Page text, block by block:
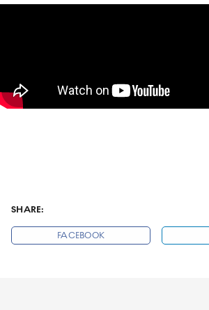
SHARE:
FACEBOOK